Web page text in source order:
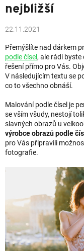
nejbližší
22.11.2021
Přemýšlíte nad dárkem
podle čísel, ale rádi
řešení přímo pro Vás.
V následujícím textu se
co to všechno obnáší.
Malování podle čísel je
se vším všudy, nestojí
slavných obrazů u
výrobce obrazůpodle
pro Vás připravili
fotografie.